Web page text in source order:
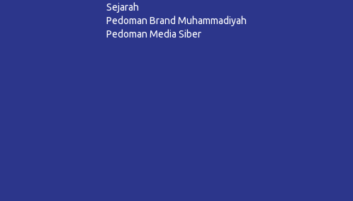
Sejarah
Pedoman Brand Muhammadiyah
Pedoman Media Siber